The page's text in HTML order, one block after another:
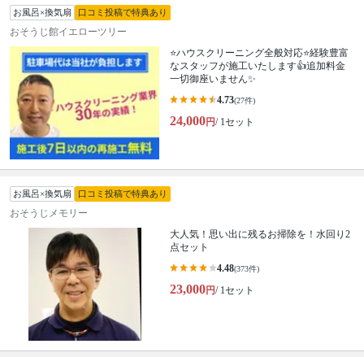
お風呂×換気扇 口コミ投稿で特典あり
おそうじ館イエローツリー
⭐ハウスクリーニング全般対応⭐経験豊富
なスタッフが施工いたします👍追加料金
一切御座いません✨
4.73(27件)
24,000円/ 1セット
お風呂×換気扇 口コミ投稿で特典あり
おそうじメモリー
大人気！思い出に残るお掃除を！水回り2
点セット
4.48(373件)
23,000円/ 1セット